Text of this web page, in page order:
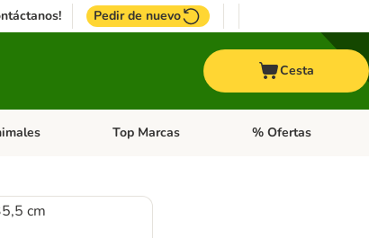
Pedir de nuevo
Cesta
y + abierto: PájarosMenú de categoria abierto: Otros animales
Top Marcas Menú de categoria
% Ofertas
cm